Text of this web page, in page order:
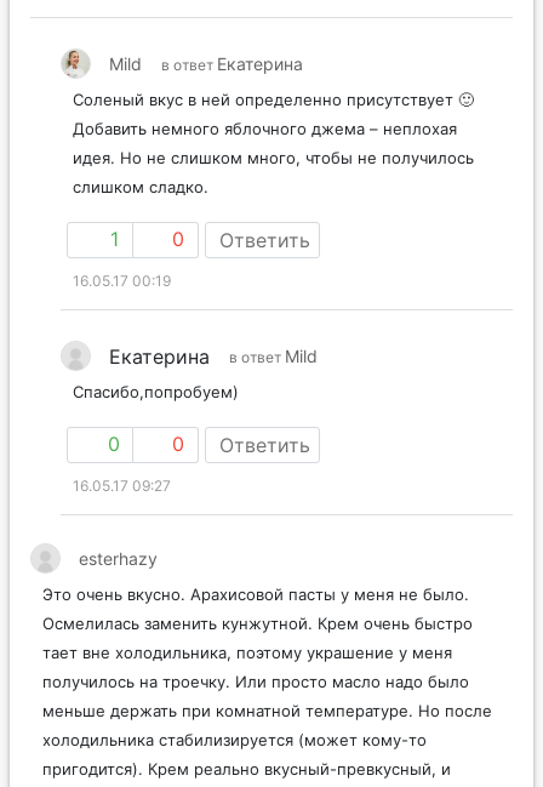
Mild в ответ Екатерина
Соленый вкус в ней определенно присутствует 🙂
Добавить немного яблочного джема – неплохая
идея. Но не слишком много, чтобы не получилось
слишком сладко.
1 0 Ответить
16.05.17 00:19
Екатерина в ответ Mild
Спасибо,попробуем)
0 0 Ответить
16.05.17 09:27
esterhazy
Это очень вкусно. Арахисовой пасты у меня не было.
Осмелилась заменить кунжутной. Крем очень быстро
тает вне холодильника, поэтому украшение у меня
получилось на троечку. Или просто масло надо было
меньше держать при комнатной температуре. Но после
холодильника стабилизируется (может кому-то
пригодится). Крем реально вкусный-превкусный, и